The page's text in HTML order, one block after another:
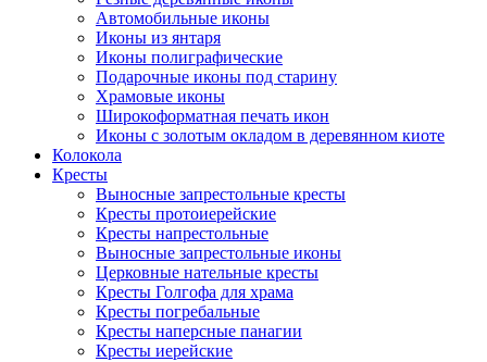
Автомобильные иконы
Иконы из янтаря
Иконы полиграфические
Подарочные иконы под старину
Храмовые иконы
Широкоформатная печать икон
Иконы с золотым окладом в деревянном киоте
Колокола
Кресты
Выносные запрестольные кресты
Кресты протоиерейские
Кресты напрестольные
Выносные запрестольные иконы
Церковные нательные кресты
Кресты Голгофа для храма
Кресты погребальные
Кресты наперсные панагии
Кресты иерейские